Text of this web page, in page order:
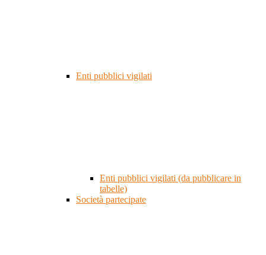
Enti pubblici vigilati
Enti pubblici vigilati (da pubblicare in
tabelle)
Società partecipate